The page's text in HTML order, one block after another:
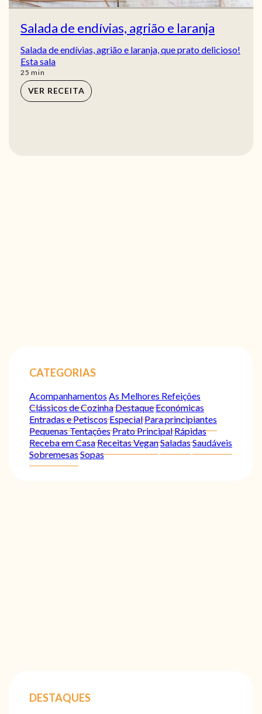
Salada de endívias, agrião e laranja
Salada de endívias, agrião e laranja, que prato delicioso!
Esta sala
25 min
min
VER RECEITA
CATEGORIAS
Acompanhamentos As Melhores Refeições
Clássicos de CozinhaDestaqueEconómicas
Entradas e PetiscosEspecialPara principiantes
Pequenas TentaçõesPrato PrincipalRápidas
Receba em CasaReceitas VeganSaladasSaudáveis
SobremesasSopas
DESTAQUES